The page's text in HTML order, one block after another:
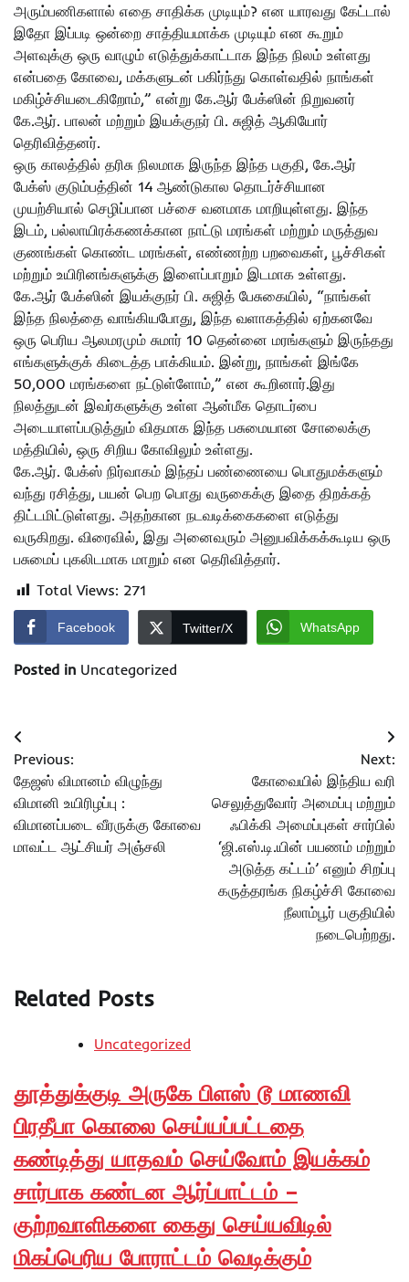
அரும்பணிகளால் எதை சாதிக்க முடியும்? என யாரவது கேட்டால்
இதோ இப்படி ஒன்றை சாத்தியமாக்க முடியும் என கூறும்
அளவுக்கு ஒரு வாழும் எடுத்துக்காட்டாக இந்த நிலம் உள்ளது
என்பதை கோவை, மக்களுடன் பகிர்ந்து கொள்வதில் நாங்கள்
மகிழ்ச்சியடைகிறோம்,” என்று கே.ஆர் பேக்ஸின் நிறுவனர்
கே.ஆர். பாலன் மற்றும் இயக்குநர் பி. சுஜித் ஆகியோர்
தெரிவித்தனர்.
ஒரு காலத்தில் தரிசு நிலமாக இருந்த இந்த பகுதி, கே.ஆர்
பேக்ஸ் குடும்பத்தின் 14 ஆண்டுகால தொடர்ச்சியான
முயற்சியால் செழிப்பான பச்சை வனமாக மாறியுள்ளது. இந்த
இடம், பல்லாயிரக்கணக்கான நாட்டு மரங்கள் மற்றும் மருத்துவ
குணங்கள் கொண்ட மரங்கள், எண்ணற்ற பறவைகள், பூச்சிகள்
மற்றும் உயிரினங்களுக்கு இளைப்பாறும் இடமாக உள்ளது.
கே.ஆர் பேக்ஸின் இயக்குநர் பி. சுஜித் பேசுகையில், “நாங்கள்
இந்த நிலத்தை வாங்கியபோது, இந்த வளாகத்தில் ஏற்கனவே
ஒரு பெரிய ஆலமரமும் சுமார் 10 தென்னை மரங்களும் இருந்தது
எங்களுக்குக் கிடைத்த பாக்கியம். இன்று, நாங்கள் இங்கே
50,000 மரங்களை நட்டுள்ளோம்,” என கூறினார்.இது
நிலத்துடன் இவர்களுக்கு உள்ள ஆன்மீக தொடர்பை
அடையாளப்படுத்தும் விதமாக இந்த பசுமையான சோலைக்கு
மத்தியில், ஒரு சிறிய கோவிலும் உள்ளது.
கே.ஆர். பேக்ஸ் நிர்வாகம் இந்தப் பண்ணையை பொதுமக்களும்
வந்து ரசித்து, பயன் பெற பொது வருகைக்கு இதை திறக்கத்
திட்டமிட்டுள்ளது. அதற்கான நடவடிக்கைகளை எடுத்து
வருகிறது. விரைவில், இது அனைவரும் அனுபவிக்கக்கூடிய ஒரு
பசுமைப் புகலிடமாக மாறும் என தெரிவித்தார்.
Total Views: 271
Facebook Twitter/X WhatsApp
Posted in Uncategorized
Post
navigation
Previous:
தேஜஸ் விமானம் விழுந்து
விமானி உயிரிழப்பு :
விமானப்படை வீரருக்கு கோவை
மாவட்ட ஆட்சியர் அஞ்சலி
Next:
கோவையில் இந்திய வரி
செலுத்துவோர் அமைப்பு மற்றும்
ஃபிக்கி அமைப்புகள் சார்பில்
‘ஜி.எஸ்.டி.யின் பயணம் மற்றும்
அடுத்த கட்டம்’ எனும் சிறப்பு
கருத்தரங்க நிகழ்ச்சி கோவை
நீலாம்பூர் பகுதியில்
நடைபெற்றது.
Related Posts
Uncategorized
தூத்துக்குடி அருகே பிளஸ் டூ மாணவி
பிரதீபா கொலை செய்யப்பட்டதை
கண்டித்து யாதவம் செய்வோம் இயக்கம்
சார்பாக கண்டன ஆர்ப்பாட்டம் –
குற்றவாளிகளை கைது செய்யவிடில்
மிகப்பெரிய போராட்டம் வெடிக்கும்